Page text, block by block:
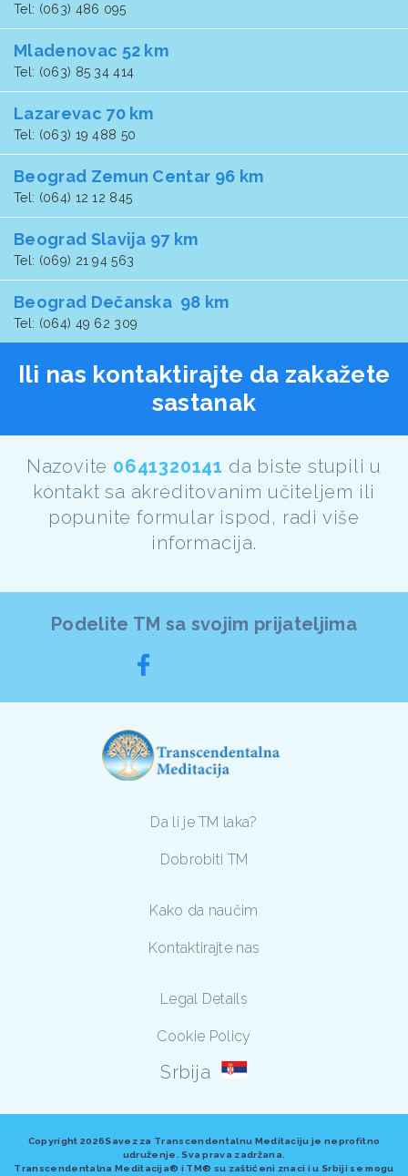
Tel: (063) 486 095
Mladenovac 52 km
Tel: (063) 85 34 414
Lazarevac 70 km
Tel: (063) 19 488 50
Beograd Zemun Centar 96 km
Tel: (064) 12 12 845
Beograd Slavija 97 km
Tel: (069) 21 94 563
Beograd Dečanska 98 km
Tel: (064) 49 62 309
Ili nas kontaktirajte da zakažete
sastanak
Nazovite 0641320141 da biste stupili u
kontakt sa akreditovanim učiteljem ili
popunite formular ispod, radi više
informacija.
Podelite TM sa svojim prijateljima
Da li je TM laka?
Dobrobiti TM
Kako da naučim
Kontaktirajte nas
Legal Details
Cookie Policy
Srbija
Copyright 2026Savez za Transcendentalnu Meditaciju je neprofitno
udruženje. Sva prava zadržana.
Transcendentalna Meditacija® i TM® su zaštićeni znaci i u Srbiji se mogu